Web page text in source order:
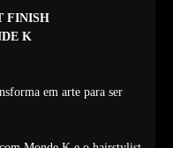
FINISH
K
em arte para ser